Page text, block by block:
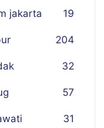
jakarta 19
204
32
57
31